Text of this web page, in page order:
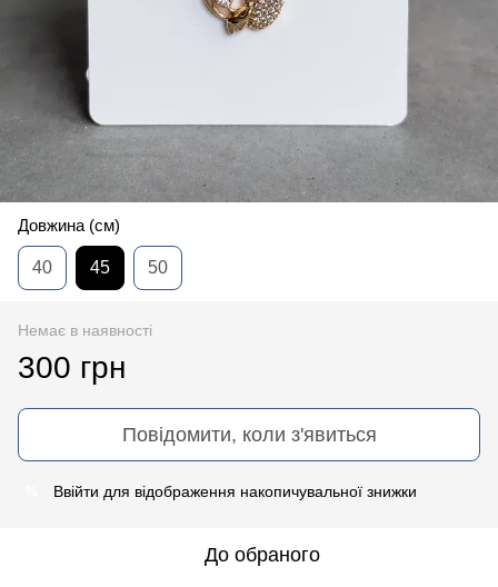
Довжина (см)
40 45 50
Немає в наявності
300 грн
Повідомити, коли з'явиться
Ввійти для відображення накопичувальної знижки
До обраного